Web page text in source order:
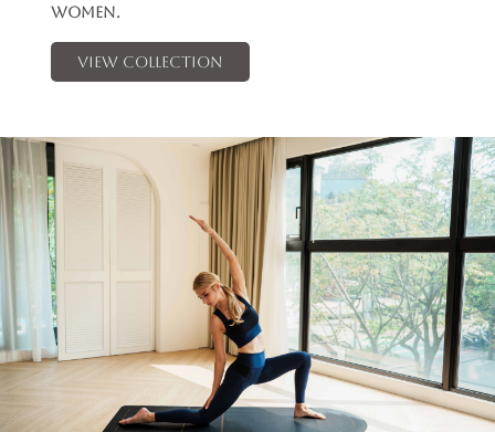
Women.
VIEW COLLECTION